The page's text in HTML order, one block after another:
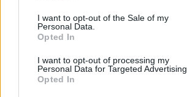
I want to opt-out of the Sale of my
Personal Data.
Opted In
I want to opt-out of processing my
Personal Data for Targeted Advertising.
Opted In